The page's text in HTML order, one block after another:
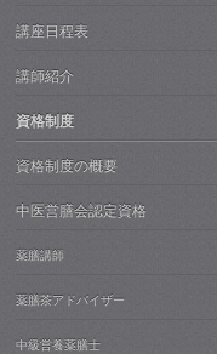
講座日程表
講師紹介
資格制度
資格制度の概要
中医営膳会認定資格
薬膳講師
薬膳茶アドバイザー
中級営養薬膳士